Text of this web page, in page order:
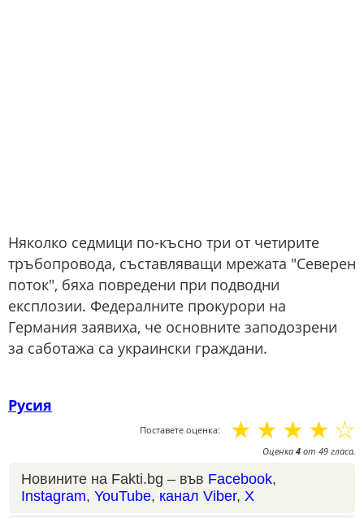
Няколко седмици по-късно три от четирите
тръбопровода, съставляващи мрежата "Северен
поток", бяха повредени при подводни
експлозии. Федералните прокурори на
Германия заявиха, че основните заподозрени
за саботажа са украински граждани.
Русия
Поставете оценка: ☆
☆
☆
☆
☆
Оценка 4 от 49 гласа.
Новините на Fakti.bg – във Facebook,
Instagram, YouTube, канал Viber, X